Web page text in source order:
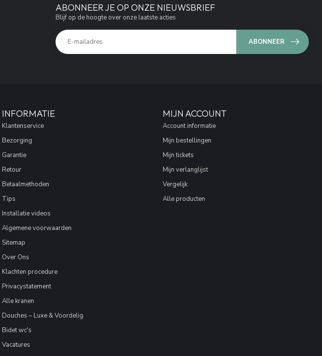
ABONNEER JE OP ONZE NIEUWSBRIEF
Blijf op de hoogte over onze laatste acties
ABONNEER
INFORMATIE
Klantenservice
Bezorging
Garantie
Retour
Betaalmethoden
Tips
Installatie videos
Algemene voorwaarden
Sitemap
Over Ons
Klachten procedure
Privacystatement
Alle kranen
Douches – Luxe & Voordelig
Bidet wc's
Vacatures
MIJN ACCOUNT
Account informatie
Mijn bestellingen
Mijn tickets
Mijn verlanglijst
Vergelijk
Alle producten